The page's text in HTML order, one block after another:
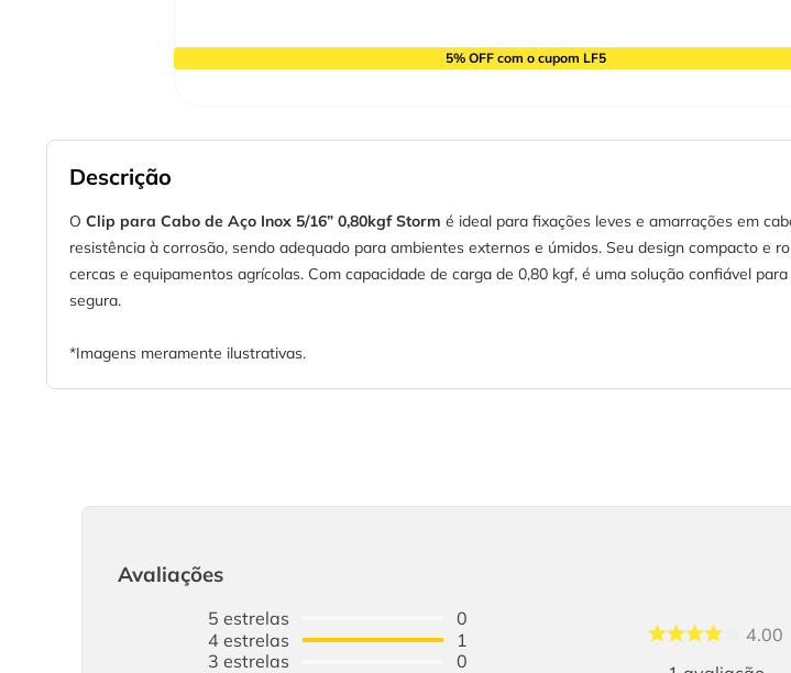
5% OFF com o cupom LF5
Descrição
O Clip para Cabo de Aço Inox 5/16” 0,80kgf Storm é ideal para fixações leves e amarrações em
resistência à corrosão, sendo adequado para ambientes externos e úmidos. Seu design compacto
cercas e equipamentos agrícolas. Com capacidade de carga de 0,80 kgf, é uma solução confiável
segura.
*Imagens meramente ilustrativas.
Avaliações
5estrelas
4estrelas
3estrelas
0
1
0
4.00